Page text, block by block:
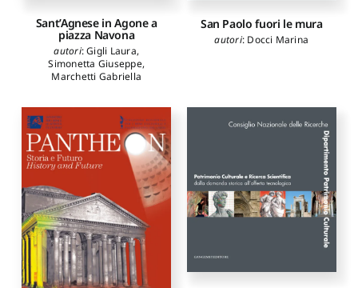
Sant’Agnese in Agone a
piazza Navona
autori:Gigli Laura,
Simonetta Giuseppe,
Marchetti Gabriella
San Paolo fuori le mura
autori: Docci Marina